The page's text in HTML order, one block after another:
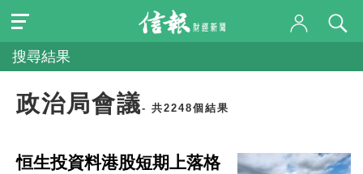
搜尋結果
政治局會議- 共2248個結果
恒生投資料港股短期上落格